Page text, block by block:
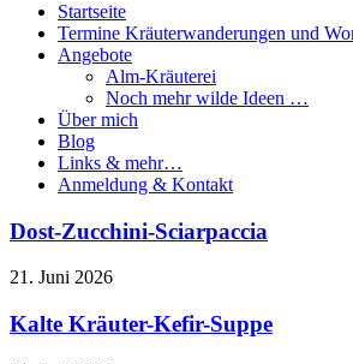
Startseite
Termine Kräuterwanderungen und
Angebote
Alm-Kräuterei
Noch mehr wilde Ideen …
Über mich
Blog
Links & mehr…
Anmeldung & Kontakt
Dost-Zucchini-Sciarpaccia
21. Juni 2026
Kalte Kräuter-Kefir-Suppe